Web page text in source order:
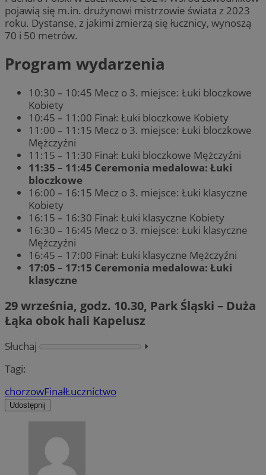
pojawią się m.in. drużynowi mistrzowie świata z 2023
roku. Dystanse, z jakimi zmierzą się łucznicy, wynoszą
70 i 50 metrów.
Program wydarzenia
10:30 – 10:45 Mecz o 3. miejsce: Łuki bloczkowe
Kobiety
10:45 – 11:00 Finał: Łuki bloczkowe Kobiety
11:00 – 11:15 Mecz o 3. miejsce: Łuki bloczkowe
Mężczyźni
11:15 – 11:30 Finał: Łuki bloczkowe Mężczyźni
11:35 – 11:45 Ceremonia medalowa: Łuki
bloczkowe
16:00 – 16:15 Mecz o 3. miejsce: Łuki klasyczne
Kobiety
16:15 – 16:30 Finał: Łuki klasyczne Kobiety
16:30 – 16:45 Mecz o 3. miejsce: Łuki klasyczne
Mężczyźni
16:45 – 17:00 Finał: Łuki klasyczne Mężczyźni
17:05 – 17:15 Ceremonia medalowa: Łuki
klasyczne
29 września, godz. 10.30, Park Śląski – Duża
Łąka obok hali Kapelusz
Słuchaj
⏵︎
Tagi:
chorzowFinałŁucznictwo
Udostępnij